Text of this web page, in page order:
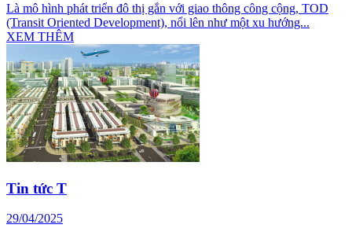
Là mô hình phát triển đô thị gắn với giao thông công cộng, TOD
(Transit Oriented Development), nổi lên như một xu hướng...
XEM THÊM
Tin tức T
29/04/2025